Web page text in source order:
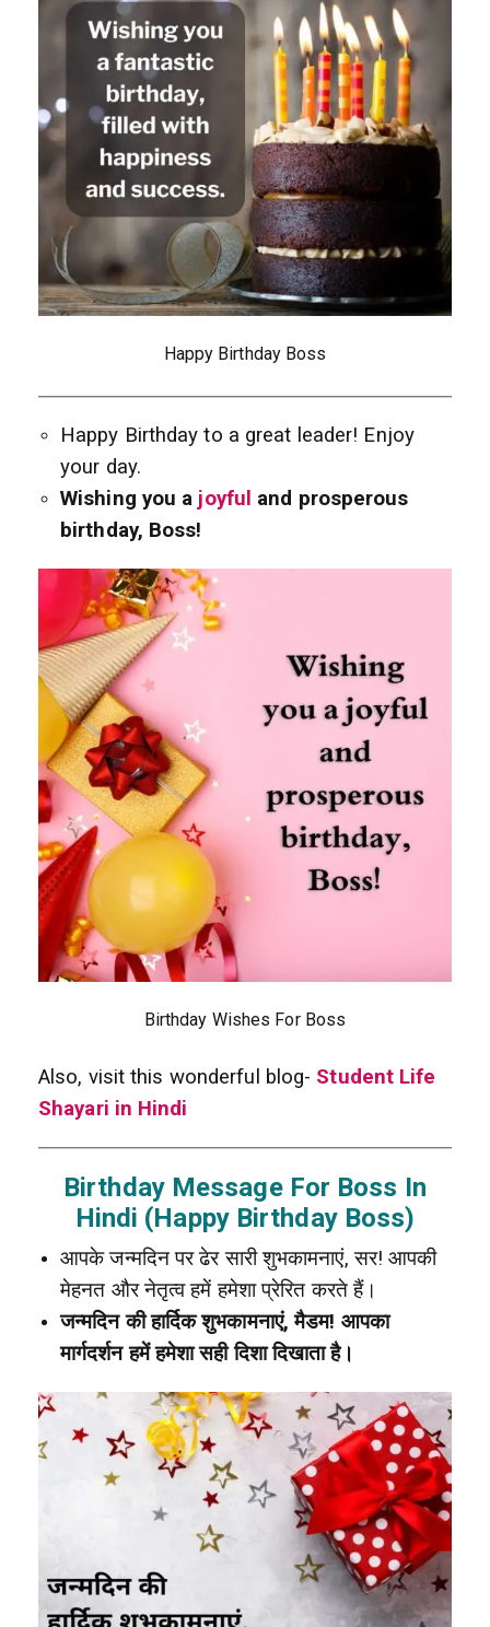
Happy Birthday Boss
Happy Birthday to a great leader! Enjoy
your day.
Wishing you a joyful and prosperous
birthday, Boss!
Birthday Wishes For Boss
Also, visit this wonderful blog- Student Life
Shayari in Hindi
Birthday Message For Boss In
Hindi (Happy Birthday Boss)
आपके जन्मदिन पर ढेर सारी शुभकामनाएं, सर! आपकी
मेहनत और नेतृत्व हमें हमेशा प्रेरित करते हैं।
जन्मदिन की हार्दिक शुभकामनाएं, मैडम! आपका
मार्गदर्शन हमें हमेशा सही दिशा दिखाता है।